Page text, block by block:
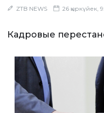
ZTB NEWS 26 қыркүйек,
Кадровые